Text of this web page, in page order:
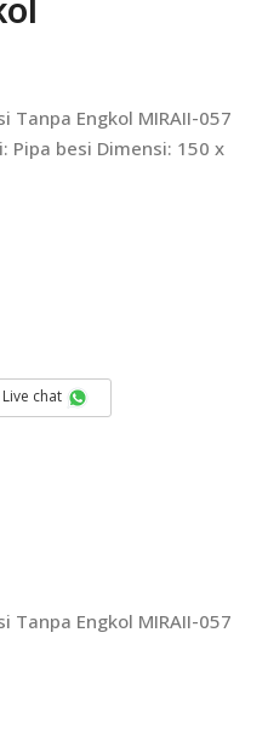
Tanpa Engkol MIRAII-057
Pipa besi Dimensi: 150 x
Live chat
Tanpa Engkol MIRAII-057